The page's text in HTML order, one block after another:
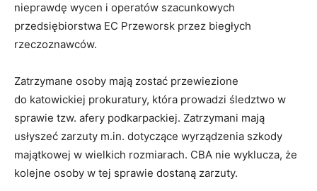
nieprawdę wycen i operatów szacunkowych
przedsiębiorstwa EC Przeworsk przez biegłych
rzeczoznawców.
Zatrzymane osoby mają zostać przewiezione
do katowickiej prokuratury, która prowadzi śledztwo w
sprawie tzw. afery podkarpackiej. Zatrzymani mają
usłyszeć zarzuty m.in. dotyczące wyrządzenia szkody
majątkowej w wielkich rozmiarach. CBA nie wyklucza, że
kolejne osoby w tej sprawie dostaną zarzuty.